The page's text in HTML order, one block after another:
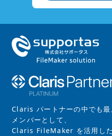
Claris パートナーの中でも
メンバーとして、
Claris FileMaker を活用し